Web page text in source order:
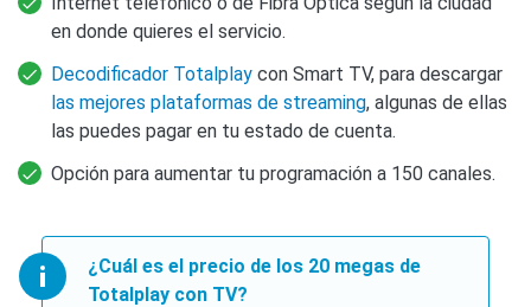
en donde quieres el servicio.
Decodificador Totalplay con Smart TV, para descargar
las mejores plataformas de streaming, algunas de ellas
las puedes pagar en tu estado de cuenta.
Opción para aumentar tu programación a 150 canales.
¿Cuál es el precio de los 20 megas de
Totalplay con TV?